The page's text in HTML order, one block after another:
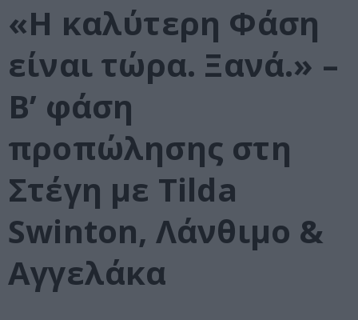
«Η καλύτερη Φάση
είναι τώρα. Ξανά.» –
B’ φάση
προπώλησης στη
Στέγη με Tilda
Swinton, Λάνθιμο &
Αγγελάκα